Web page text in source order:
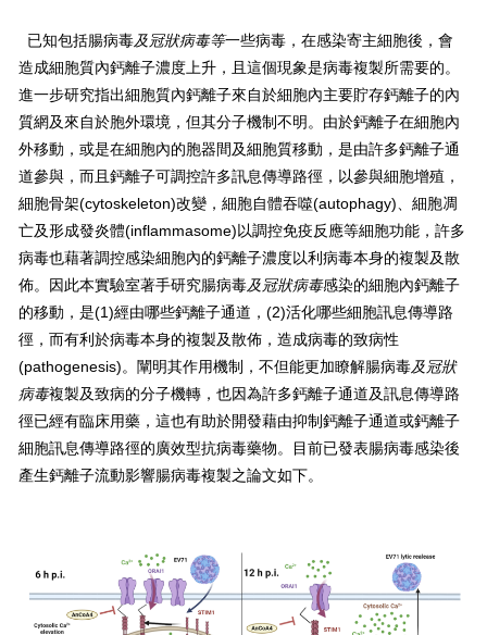
已知包括腸病毒及冠狀病毒等一些病毒，在感染寄主細胞後，會
造成細胞質內鈣離子濃度上升，且這個現象是病毒複製所需要的。
進一步研究指出細胞質內鈣離子來自於細胞內主要貯存鈣離子的內
質網及來自於胞外環境，但其分子機制不明。由於鈣離子在細胞內
外移動，或是在細胞內的胞器間及細胞質移動，是由許多鈣離子通
道參與，而且鈣離子可調控許多訊息傳導路徑，以參與細胞增殖，
細胞骨架(cytoskeleton)改變，細胞自體吞噬(autophagy)、細胞凋
亡及形成發炎體(inflammasome)以調控免疫反應等細胞功能，許多
病毒也藉著調控感染細胞內的鈣離子濃度以利病毒本身的複製及散
佈。因此本實驗室著手研究腸病毒及冠狀病毒感染的細胞內鈣離子
的移動，是(1)經由哪些鈣離子通道，(2)活化哪些細胞訊息傳導路
徑，而有利於病毒本身的複製及散佈，造成病毒的致病性
(pathogenesis)。闡明其作用機制，不但能更加瞭解腸病毒及冠狀
病毒複製及致病的分子機轉，也因為許多鈣離子通道及訊息傳導路
徑已經有臨床用藥，這也有助於開發藉由抑制鈣離子通道或鈣離子
細胞訊息傳導路徑的廣效型抗病毒藥物。目前已發表腸病毒感染後
產生鈣離子流動影響腸病毒複製之論文如下。